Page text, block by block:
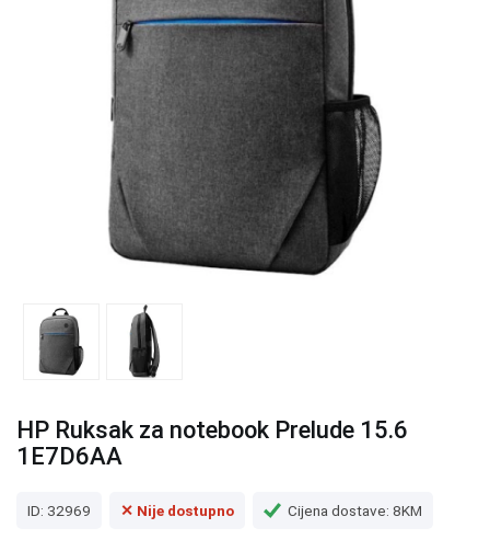
HP Ruksak za notebook Prelude 15.6
1E7D6AA
ID: 32969 ✕ Nije dostupno Cijena dostave: 8KM